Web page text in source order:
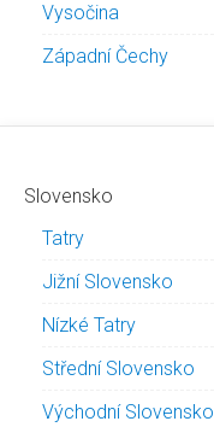
Vysočina
Západní Čechy
Slovensko
Tatry
Jižní Slovensko
Nízké Tatry
Střední Slovensko
Východní Slovensko